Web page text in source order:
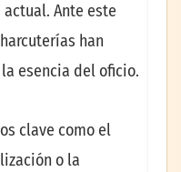
Ante este
han
esencia del oficio.
clave como el
o la